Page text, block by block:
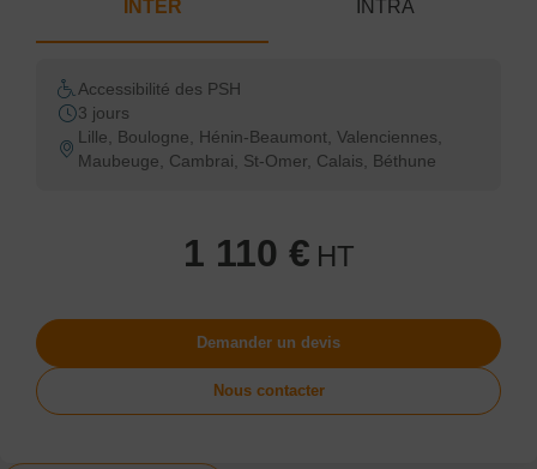
INTER INTRA
Accessibilité des PSH
3 jours
Lille, Boulogne, Hénin-Beaumont, Valenciennes,
Maubeuge, Cambrai, St-Omer, Calais, Béthune
1 110 € HT
Demander un devis
Nous contacter